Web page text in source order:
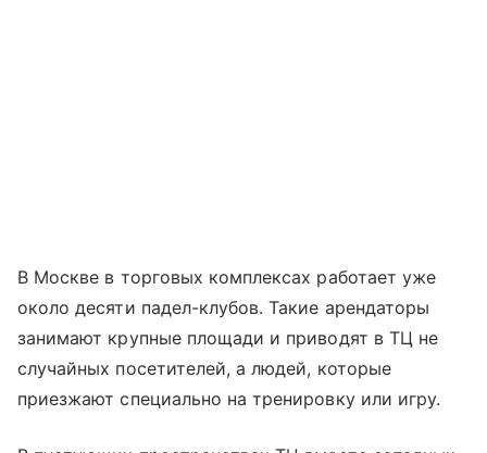
В Москве в торговых комплексах работает уже
около десяти падел-клубов. Такие арендаторы
занимают крупные площади и приводят в ТЦ не
случайных посетителей, а людей, которые
приезжают специально на тренировку или игру.